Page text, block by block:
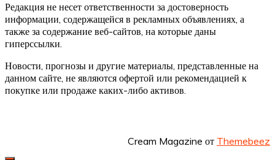
Редакция не несет ответственности за достоверность
информации, содержащейся в рекламных объявлениях, а
также за содержание веб-сайтов, на которые даны
гиперссылки.
Новости, прогнозы и другие материалы, представленные на
данном сайте, не являются офертой или рекомендацией к
покупке или продаже каких-либо активов.
Cream Magazine от Themebeez